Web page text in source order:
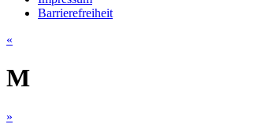
Barrierefreiheit
«
M
»